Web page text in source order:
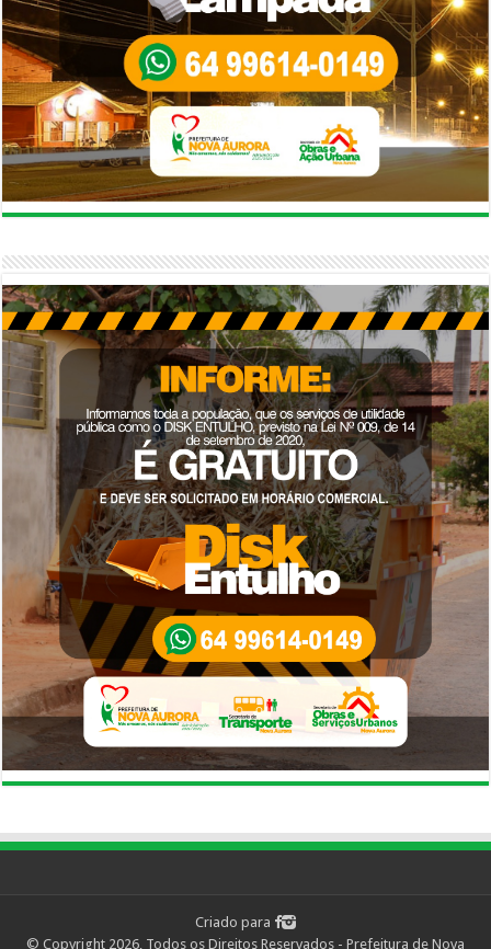
Criado para
© Copyright 2026, Todos os Direitos Reservados - Prefeitura de Nova